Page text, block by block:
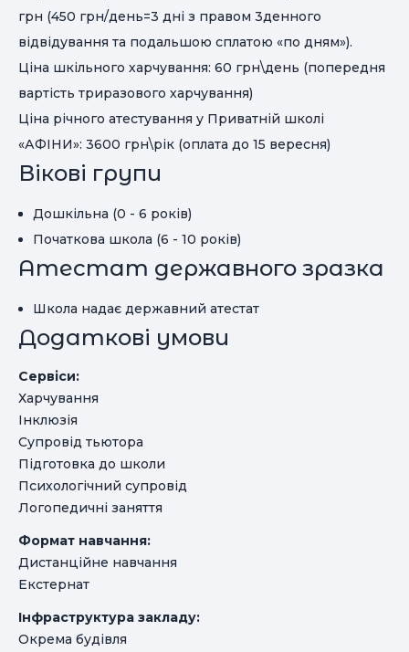
грн (450 грн/день=3 дні з правом 3денного
відвідування та подальшою сплатою «по дням»).
Ціна шкільного харчування: 60 грн\день (попередня
вартість триразового харчування)
Ціна річного атестування у Приватній школі
«АФІНИ»: 3600 грн\рік (оплата до 15 вересня)
Вікові групи
Дошкільна (0 - 6 років)
Початкова школа (6 - 10 років)
Атестат державного зразка
Школа надає державний атестат
Додаткові умови
Сервіси:
Харчування
Інклюзія
Супровід тьютора
Підготовка до школи
Психологічний супровід
Логопедичні заняття
Формат навчання:
Дистанційне навчання
Екстернат
Інфраструктура закладу:
Окрема будівля